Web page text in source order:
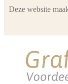
Deze website